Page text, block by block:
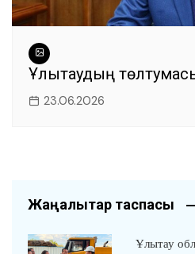
Ұлытаудың
23.06.2026
Жаңалықтар таспасы
Ұлытау